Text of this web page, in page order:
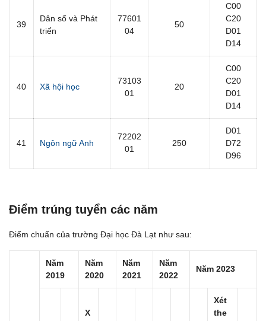
39
Dân số và Phát
triển
77601
04
50
C00
C20
D01
D14
40 Xã hội học
73103
01
20
C00
C20
D01
D14
41 Ngôn ngữ Anh
72202
01
250
D01
D72
D96
Điểm trúng tuyển các năm
Điểm chuẩn của trường Đại học Đà Lạt như sau:
Năm
2019
Năm
2020
Năm
2021
Năm
2022
Năm 2023
X
Xét
the